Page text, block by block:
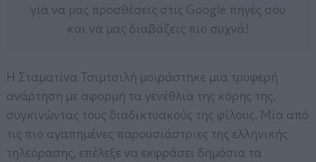
για να μας προσθέσεις στις Google πηγές σου
και να μας διαβάζεις πιο συχνά!
Η Σταματίνα Τσιμτσιλή μοιράστηκε μια τρυφερή
ανάρτηση με αφορμή τα γενέθλια της κόρης της,
συγκινώντας τους διαδικτυακούς της φίλους. Μία από
τις πιο αγαπημένες παρουσιάστριες της ελληνικής
τηλεόρασης, επέλεξε να εκφράσει δημόσια τα